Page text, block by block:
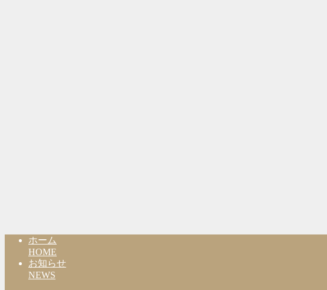
ホーム
HOME
お知らせ
NEWS